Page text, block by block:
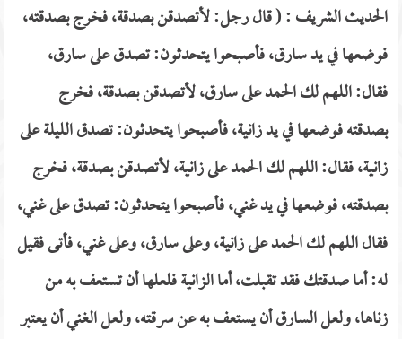
الحديث الشريف : ( قال رجل: لأتصدقن بصدقة، فخرج بصدقته،
فوضعها في يد سارق، فأصبحوا يتحدثون: تصدق على سارق،
فقال: اللهم لك الحمد على سارق، لأتصدقن بصدقة، فخرج
بصدقته فوضعها في يد زانية، فأصبحوا يتحدثون: تصدق الليلة على
زانية، فقال: اللهم لك الحمد على زانية، لأتصدقن بصدقة، فخرج
بصدقته، فوضعها في يد غني، فأصبحوا يتحدثون: تصدق على غني،
فقال اللهم لك الحمد على زانية، وعلى سارق، وعلى غني، فأتى فقيل
له: أما صدقتك فقد تقبلت، أما الزانية فلعلها أن تستعف به من
زناها، ولعل السارق أن يستعف به عن سرقته، ولعل الغني أن يعتبر